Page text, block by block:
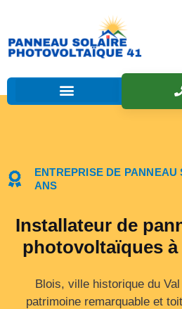
ENTREPRISE DE
ANS
Installateur de
photovoltaïques à
Blois, ville historique du
patrimoine remarquable et